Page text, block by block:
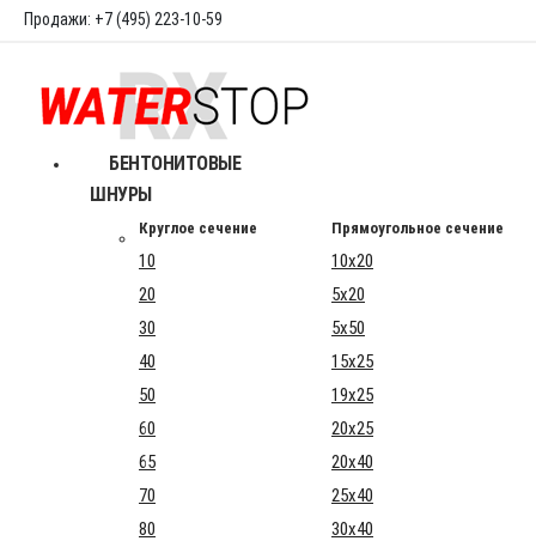
Продажи: +7 (495) 223-10-59
БЕНТОНИТОВЫЕ
ШНУРЫ
Круглое сечение Прямоугольное сечение
10
10x20
20
5x20
30
5x50
40
15x25
50
19x25
60
20x25
65
20x40
70
25x40
80
30x40